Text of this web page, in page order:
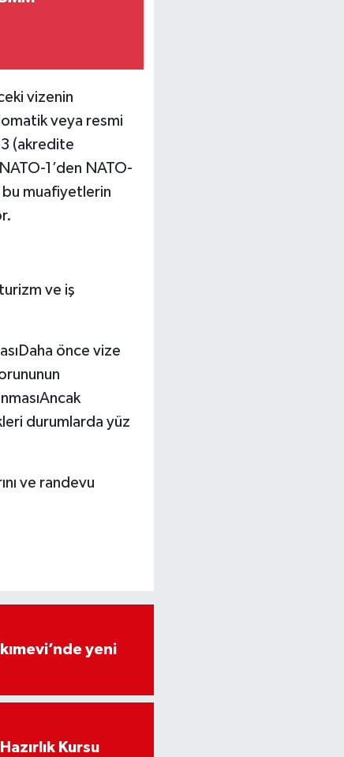
vizenin
veya resmi
(akredite
1’den NATO-
bu muafiyetlerin
ve iş
önce vize
durumlarda yüz
ve randevu
yeni
Kursu